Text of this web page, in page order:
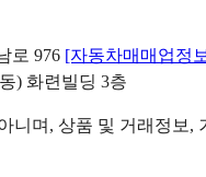
로 976 [자동차매매업정
) 화련빌딩 3층
며, 상품 및 거래정보,